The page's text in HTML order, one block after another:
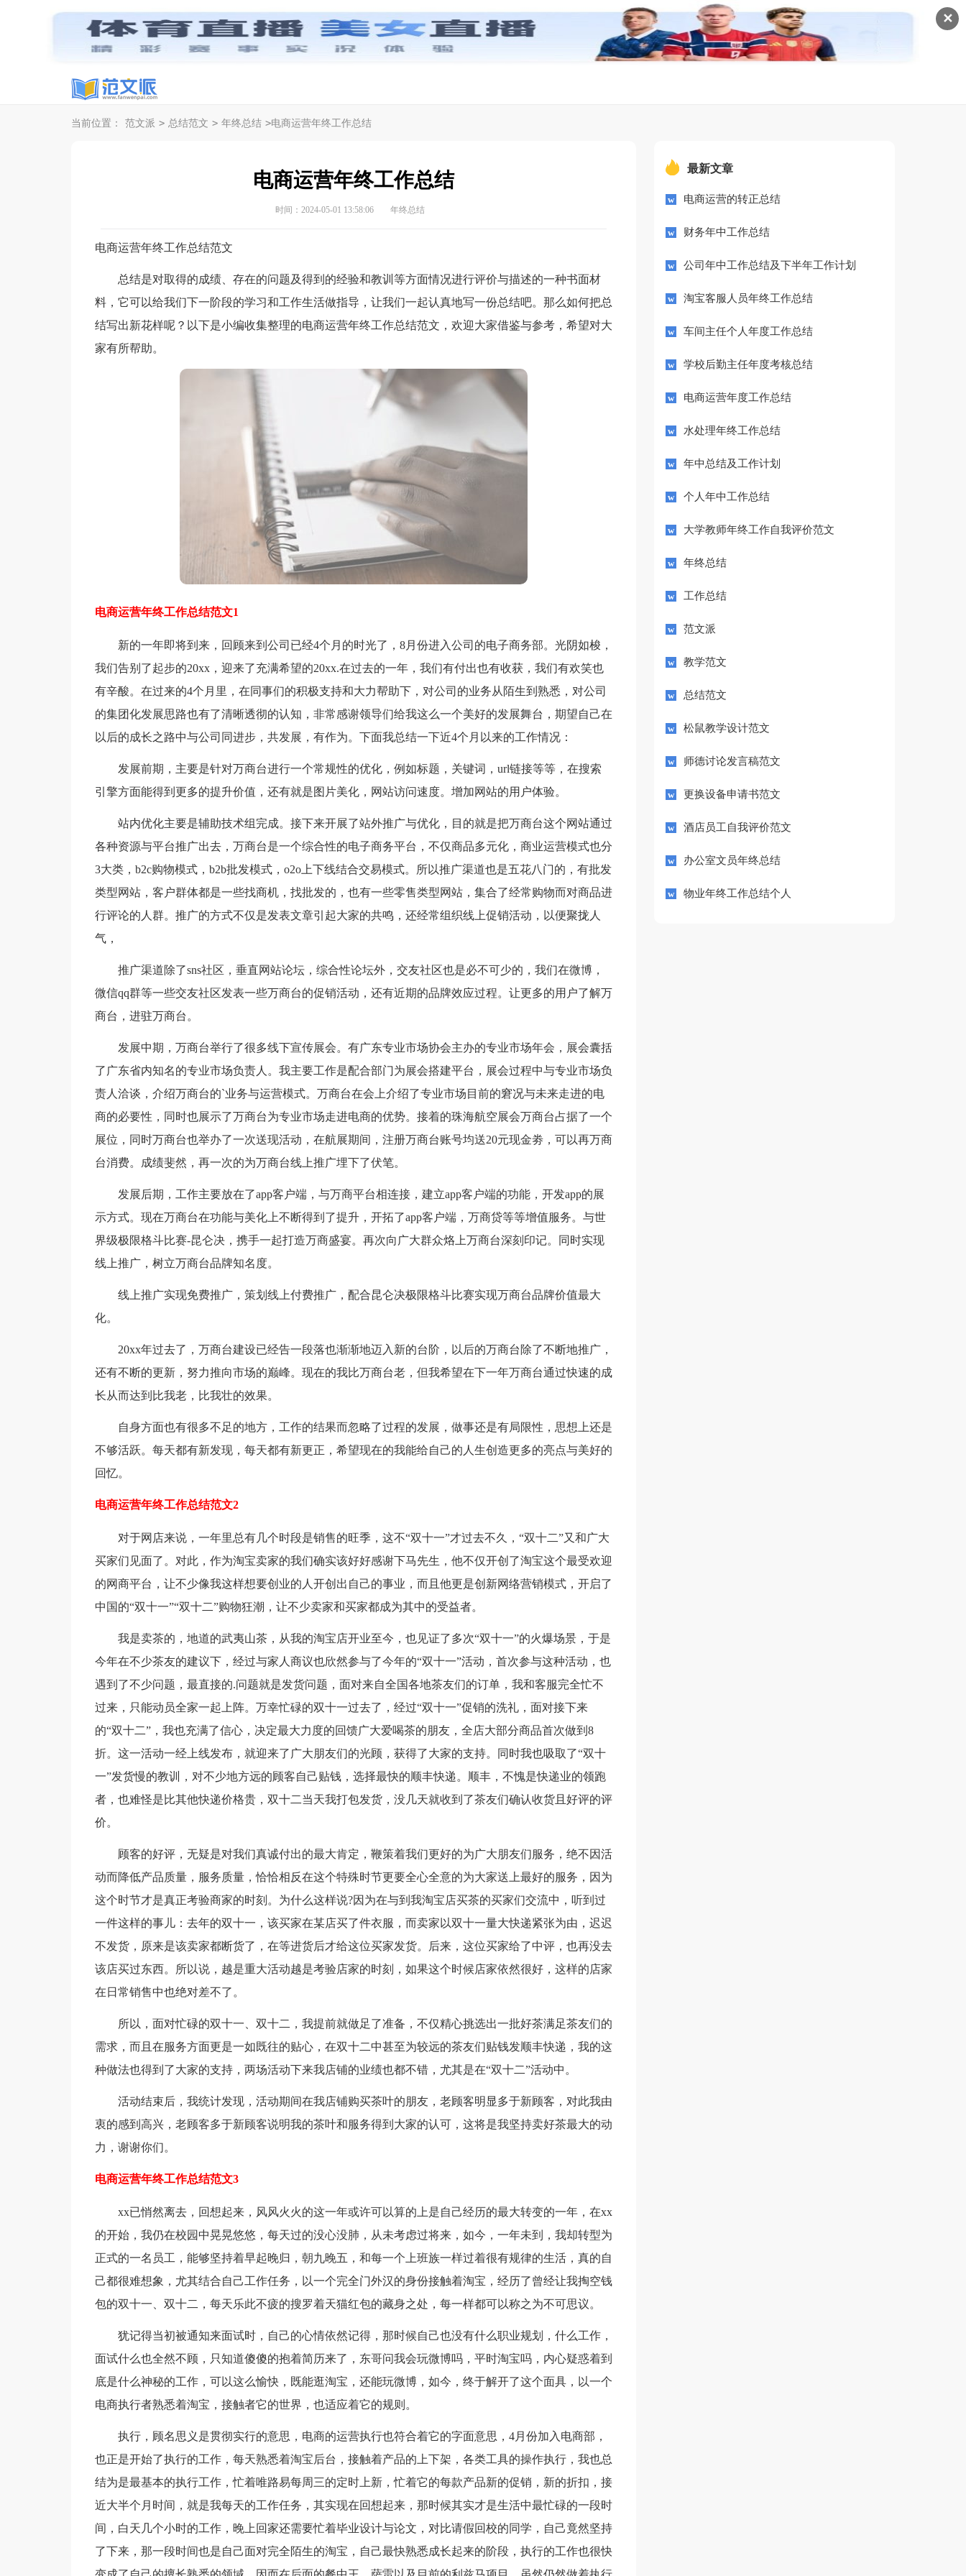
✕
当前位置： 范文派 > 总结范文 > 年终总结 >电商运营年终工作总结
电商运营年终工作总结
时间：2024-05-01 13:58:06 年终总结
电商运营年终工作总结范文
总结是对取得的成绩、存在的问题及得到的经验和教训等方面情况进行评价与描述的一种书面材
料，它可以给我们下一阶段的学习和工作生活做指导，让我们一起认真地写一份总结吧。那么如何把总
结写出新花样呢？以下是小编收集整理的电商运营年终工作总结范文，欢迎大家借鉴与参考，希望对大
家有所帮助。
电商运营年终工作总结范文1
新的一年即将到来，回顾来到公司已经4个月的时光了，8月份进入公司的电子商务部。光阴如梭，
我们告别了起步的20xx，迎来了充满希望的20xx.在过去的一年，我们有付出也有收获，我们有欢笑也
有辛酸。在过来的4个月里，在同事们的积极支持和大力帮助下，对公司的业务从陌生到熟悉，对公司
的集团化发展思路也有了清晰透彻的认知，非常感谢领导们给我这么一个美好的发展舞台，期望自己在
以后的成长之路中与公司同进步，共发展，有作为。下面我总结一下近4个月以来的工作情况：
发展前期，主要是针对万商台进行一个常规性的优化，例如标题，关键词，url链接等等，在搜索
引擎方面能得到更多的提升价值，还有就是图片美化，网站访问速度。增加网站的用户体验。
站内优化主要是辅助技术组完成。接下来开展了站外推广与优化，目的就是把万商台这个网站通过
各种资源与平台推广出去，万商台是一个综合性的电子商务平台，不仅商品多元化，商业运营模式也分
3大类，b2c购物模式，b2b批发模式，o2o上下线结合交易模式。所以推广渠道也是五花八门的，有批发
类型网站，客户群体都是一些找商机，找批发的，也有一些零售类型网站，集合了经常购物而对商品进
行评论的人群。推广的方式不仅是发表文章引起大家的共鸣，还经常组织线上促销活动，以便聚拢人
气，
推广渠道除了sns社区，垂直网站论坛，综合性论坛外，交友社区也是必不可少的，我们在微博，
微信qq群等一些交友社区发表一些万商台的促销活动，还有近期的品牌效应过程。让更多的用户了解万
商台，进驻万商台。
发展中期，万商台举行了很多线下宣传展会。有广东专业市场协会主办的专业市场年会，展会囊括
了广东省内知名的专业市场负责人。我主要工作是配合部门为展会搭建平台，展会过程中与专业市场负
责人洽谈，介绍万商台的`业务与运营模式。万商台在会上介绍了专业市场目前的窘况与未来走进的电
商的必要性，同时也展示了万商台为专业市场走进电商的优势。接着的珠海航空展会万商台占据了一个
展位，同时万商台也举办了一次送现活动，在航展期间，注册万商台账号均送20元现金劵，可以再万商
台消费。成绩斐然，再一次的为万商台线上推广埋下了伏笔。
发展后期，工作主要放在了app客户端，与万商平台相连接，建立app客户端的功能，开发app的展
示方式。现在万商台在功能与美化上不断得到了提升，开拓了app客户端，万商贷等等增值服务。与世
界级极限格斗比赛-昆仑决，携手一起打造万商盛宴。再次向广大群众烙上万商台深刻印记。同时实现
线上推广，树立万商台品牌知名度。
线上推广实现免费推广，策划线上付费推广，配合昆仑决极限格斗比赛实现万商台品牌价值最大
化。
20xx年过去了，万商台建设已经告一段落也渐渐地迈入新的台阶，以后的万商台除了不断地推广，
还有不断的更新，努力推向市场的巅峰。现在的我比万商台老，但我希望在下一年万商台通过快速的成
长从而达到比我老，比我壮的效果。
自身方面也有很多不足的地方，工作的结果而忽略了过程的发展，做事还是有局限性，思想上还是
不够活跃。每天都有新发现，每天都有新更正，希望现在的我能给自己的人生创造更多的亮点与美好的
回忆。
电商运营年终工作总结范文2
对于网店来说，一年里总有几个时段是销售的旺季，这不“双十一”才过去不久，“双十二”又和广大
买家们见面了。对此，作为淘宝卖家的我们确实该好好感谢下马先生，他不仅开创了淘宝这个最受欢迎
的网商平台，让不少像我这样想要创业的人开创出自己的事业，而且他更是创新网络营销模式，开启了
中国的“双十一”“双十二”购物狂潮，让不少卖家和买家都成为其中的受益者。
我是卖茶的，地道的武夷山茶，从我的淘宝店开业至今，也见证了多次“双十一”的火爆场景，于是
今年在不少茶友的建议下，经过与家人商议也欣然参与了今年的“双十一”活动，首次参与这种活动，也
遇到了不少问题，最直接的.问题就是发货问题，面对来自全国各地茶友们的订单，我和客服完全忙不
过来，只能动员全家一起上阵。万幸忙碌的双十一过去了，经过“双十一”促销的洗礼，面对接下来
的“双十二”，我也充满了信心，决定最大力度的回馈广大爱喝茶的朋友，全店大部分商品首次做到8
折。这一活动一经上线发布，就迎来了广大朋友们的光顾，获得了大家的支持。同时我也吸取了“双十
一”发货慢的教训，对不少地方远的顾客自己贴钱，选择最快的顺丰快递。顺丰，不愧是快递业的领跑
者，也难怪是比其他快递价格贵，双十二当天我打包发货，没几天就收到了茶友们确认收货且好评的评
价。
顾客的好评，无疑是对我们真诚付出的最大肯定，鞭策着我们更好的为广大朋友们服务，绝不因活
动而降低产品质量，服务质量，恰恰相反在这个特殊时节更要全心全意的为大家送上最好的服务，因为
这个时节才是真正考验商家的时刻。为什么这样说?因为在与到我淘宝店买茶的买家们交流中，听到过
一件这样的事儿：去年的双十一，该买家在某店买了件衣服，而卖家以双十一量大快递紧张为由，迟迟
不发货，原来是该卖家都断货了，在等进货后才给这位买家发货。后来，这位买家给了中评，也再没去
该店买过东西。所以说，越是重大活动越是考验店家的时刻，如果这个时候店家依然很好，这样的店家
在日常销售中也绝对差不了。
所以，面对忙碌的双十一、双十二，我提前就做足了准备，不仅精心挑选出一批好茶满足茶友们的
需求，而且在服务方面更是一如既往的贴心，在双十二中甚至为较远的茶友们贴钱发顺丰快递，我的这
种做法也得到了大家的支持，两场活动下来我店铺的业绩也都不错，尤其是在“双十二”活动中。
活动结束后，我统计发现，活动期间在我店铺购买茶叶的朋友，老顾客明显多于新顾客，对此我由
衷的感到高兴，老顾客多于新顾客说明我的茶叶和服务得到大家的认可，这将是我坚持卖好茶最大的动
力，谢谢你们。
电商运营年终工作总结范文3
xx已悄然离去，回想起来，风风火火的这一年或许可以算的上是自己经历的最大转变的一年，在xx
的开始，我仍在校园中晃晃悠悠，每天过的没心没肺，从未考虑过将来，如今，一年未到，我却转型为
正式的一名员工，能够坚持着早起晚归，朝九晚五，和每一个上班族一样过着很有规律的生活，真的自
己都很难想象，尤其结合自己工作任务，以一个完全门外汉的身份接触着淘宝，经历了曾经让我掏空钱
包的双十一、双十二，每天乐此不疲的搜罗着天猫红包的藏身之处，每一样都可以称之为不可思议。
犹记得当初被通知来面试时，自己的心情依然记得，那时候自己也没有什么职业规划，什么工作，
面试什么也全然不顾，只知道傻傻的抱着简历来了，东哥问我会玩微博吗，平时淘宝吗，内心疑惑着到
底是什么神秘的工作，可以这么愉快，既能逛淘宝，还能玩微博，如今，终于解开了这个面具，以一个
电商执行者熟悉着淘宝，接触者它的世界，也适应着它的规则。
执行，顾名思义是贯彻实行的意思，电商的运营执行也符合着它的字面意思，4月份加入电商部，
也正是开始了执行的工作，每天熟悉着淘宝后台，接触着产品的上下架，各类工具的操作执行，我也总
结为是最基本的执行工作，忙着唯路易每周三的定时上新，忙着它的每款产品新的促销，新的折扣，接
近大半个月时间，就是我每天的工作任务，其实现在回想起来，那时候其实才是生活中最忙碌的一段时
间，白天几个小时的工作，晚上回家还需要忙着毕业设计与论文，对比请假回校的同学，自己竟然坚持
了下来，那一段时间也是自己面对完全陌生的淘宝，自己最快熟悉成长起来的阶段，执行的工作也很快
最新文章
电商运营的转正总结
财务年中工作总结
公司年中工作总结及下半年工作计划
淘宝客服人员年终工作总结
车间主任个人年度工作总结
学校后勤主任年度考核总结
电商运营年度工作总结
水处理年终工作总结
年中总结及工作计划
个人年中工作总结
大学教师年终工作自我评价范文
年终总结
工作总结
范文派
教学范文
总结范文
松鼠教学设计范文
师德讨论发言稿范文
更换设备申请书范文
酒店员工自我评价范文
办公室文员年终总结
物业年终工作总结个人